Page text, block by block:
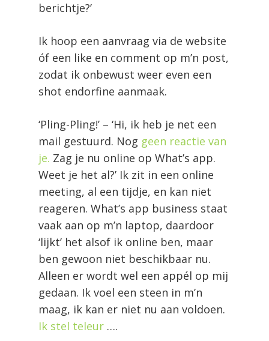
berichtje?’
Ik hoop een aanvraag via de website
óf een like en comment op m’n post,
zodat ik onbewust weer even een
shot endorfine aanmaak.
‘Pling-Pling!’ – ‘Hi, ik heb je net een
mail gestuurd. Nog geen reactie van
je. Zag je nu online op What’s app.
Weet je het al?’ Ik zit in een online
meeting, al een tijdje, en kan niet
reageren. What’s app business staat
vaak aan op m’n laptop, daardoor
‘lijkt’ het alsof ik online ben, maar
ben gewoon niet beschikbaar nu.
Alleen er wordt wel een appél op mij
gedaan. Ik voel een steen in m’n
maag, ik kan er niet nu aan voldoen.
Ik stel teleur ….